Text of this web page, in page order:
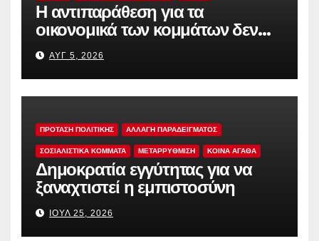
Η αντιπαράθεση για τα
οικονομικά των κομμάτων δεν
αρκεί
ΑΥΓ 5, 2026
ΠΡΟΤΑΣΗ ΠΟΛΙΤΙΚΗΣ ΑΛΛΑΓΗ ΠΑΡΑΔΕΙΓΜΑΤΟΣ
ΣΟΣΙΑΛΙΣΤΙΚΆ ΚΌΜΜΑΤΑ ΜΕΤΑΡΡΥΘΜΙΣΗ ΚΟΙΝΑ ΑΓΑΘΑ
Δημοκρατία εγγύτητας για να
ξαναχτιστεί η εμπιστοσύνη
ΙΟΎΛ 25, 2026